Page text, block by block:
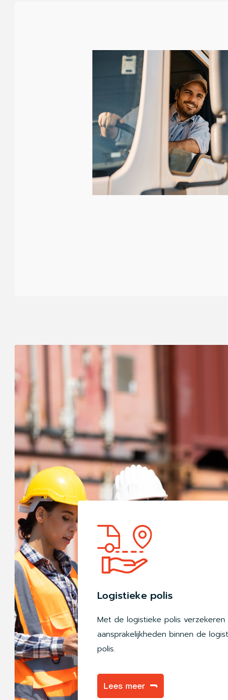
Logistieke polis
Met de logistieke polis verzekeren
aansprakelijkheden binnen de
polis.
Lees meer